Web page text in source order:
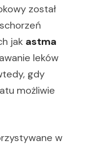
został
jak astma
leków
gdy
możliwie
w